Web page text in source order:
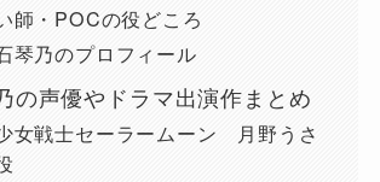
師・POCの役どころ
琴乃のプロフィール
の声優やドラマ出演作まとめ
女戦士セーラームーン 月野うさ